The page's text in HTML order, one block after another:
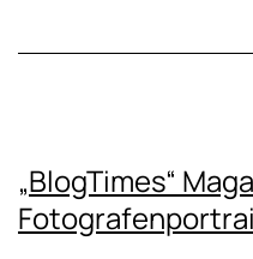
„BlogTimes“